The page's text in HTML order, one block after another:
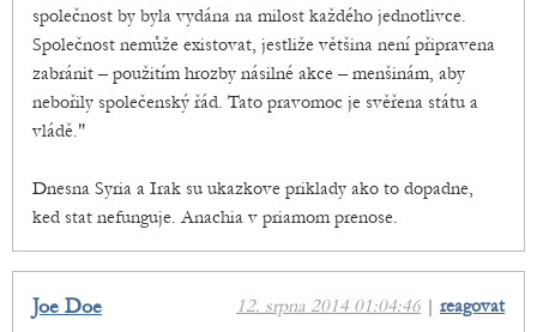
společnost by byla vydána na milost každého jednotlivce.
Společnost nemůže existovat, jestliže většina není připravena
zabránit – použitím hrozby násilné akce – menšinám, aby
nebořily společenský řád. Tato pravomoc je svěřena státu a
vládě."
Dnesna Syria a Irak su ukazkove priklady ako to dopadne,
ked stat nefunguje. Anachia v priamom prenose.
12. srpna 2014 01:04:46 | reagovat
Joe Doe